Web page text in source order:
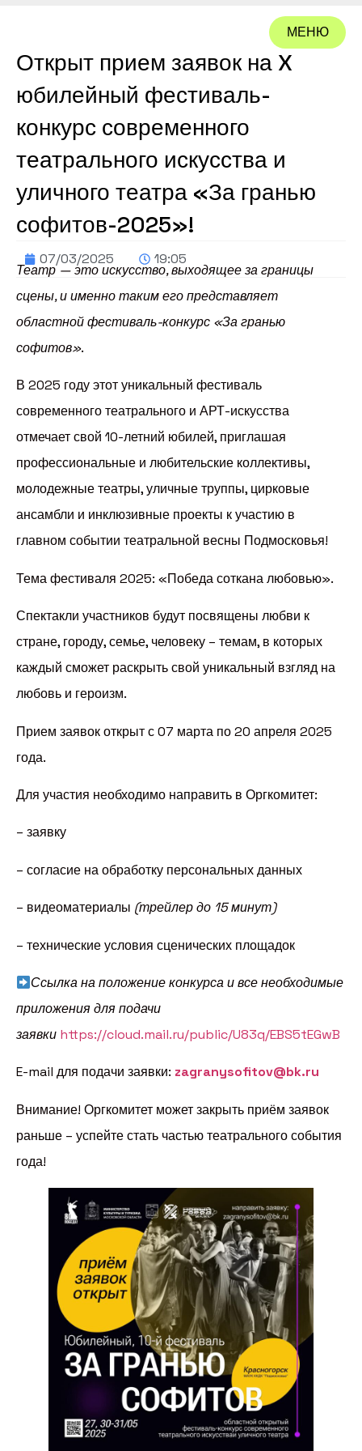
МЕНЮ
ЗАКРЫТЬ
Открыт прием заявок на X
юбилейный фестиваль-
конкурс современного
театрального искусства и
уличного театра «За гранью
софитов-2025»!
07/03/2025 19:05
Театр — это искусство, выходящее за границы
сцены, и именно таким его представляет
областной фестиваль-конкурс «За гранью
софитов».
В 2025 году этот уникальный фестиваль
современного театрального и АРТ-искусства
отмечает свой 10-летний юбилей, приглашая
профессиональные и любительские коллективы,
молодежные театры, уличные труппы, цирковые
ансамбли и инклюзивные проекты к участию в
главном событии театральной весны Подмосковья!
Тема фестиваля 2025: «Победа соткана любовью».
Спектакли участников будут посвящены любви к
стране, городу, семье, человеку – темам, в которых
каждый сможет раскрыть свой уникальный взгляд на
любовь и героизм.
Прием заявок открыт с 07 марта по 20 апреля 2025
года.
Для участия необходимо направить в Оргкомитет:
– заявку
– согласие на обработку персональных данных
– видеоматериалы (трейлер до 15 минут)
– технические условия сценических площадок
Ссылка на положение конкурса и все необходимые
приложения для подачи
заявки https://cloud.mail.ru/public/U83q/EBS5tEGwB
E-mail для подачи заявки: zagranysofitov@bk.ru
Внимание! Оргкомитет может закрыть приём заявок
раньше – успейте стать частью театрального события
года!